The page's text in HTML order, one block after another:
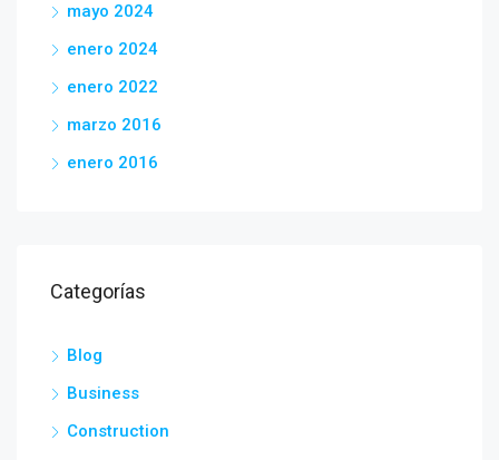
mayo 2024
enero 2024
enero 2022
marzo 2016
enero 2016
Categorías
Blog
Business
Construction